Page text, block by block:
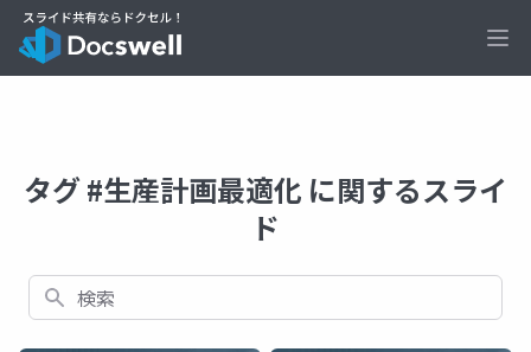
タグ #生産計画最適化 に関するスライ
ド
検索